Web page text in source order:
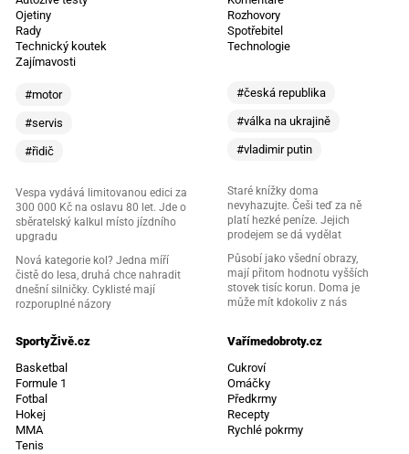
Ojetiny
Rady
Technický koutek
Zajímavosti
#motor
#servis
#řidič
Vespa vydává limitovanou edici za
300 000 Kč na oslavu 80 let. Jde o
sběratelský kalkul místo jízdního
upgradu
Nová kategorie kol? Jedna míří
čistě do lesa, druhá chce nahradit
dnešní silničky. Cyklisté mají
rozporuplné názory
Rozhovory
Spotřebitel
Technologie
#česká republika
#válka na ukrajině
#vladimir putin
Staré knížky doma
nevyhazujte. Češi teď za ně
platí hezké peníze. Jejich
prodejem se dá vydělat
Působí jako všední obrazy,
mají přitom hodnotu vyšších
stovek tisíc korun. Doma je
může mít kdokoliv z nás
SportyŽivě.cz
Basketbal
Formule 1
Fotbal
Hokej
MMA
Tenis
Vařímedobroty.cz
Cukroví
Omáčky
Předkrmy
Recepty
Rychlé pokrmy